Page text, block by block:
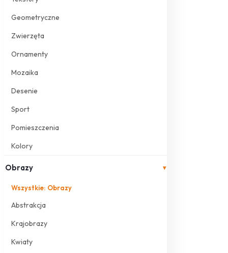
Geometryczne
Zwierzęta
Ornamenty
Mozaika
Desenie
Sport
Pomieszczenia
Kolory
Obrazy ▾
Wszystkie: Obrazy
Abstrakcja
Krajobrazy
Kwiaty